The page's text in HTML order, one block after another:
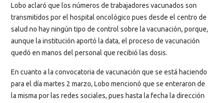
Lobo aclaró que los números de trabajadores vacunados son
transmitidos por el hospital oncológico pues desde el centro de
salud no hay ningún tipo de control sobre la vacunación, porque,
aunque la institución aportó la data, el proceso de vacunación
quedó en manos del personal que recibió las dosis.
En cuanto a la convocatoria de vacunación que se está haciendo
para el día martes 2 marzo, Lobo mencionó que se enteraron de
la misma por las redes sociales, pues hasta la fecha la dirección